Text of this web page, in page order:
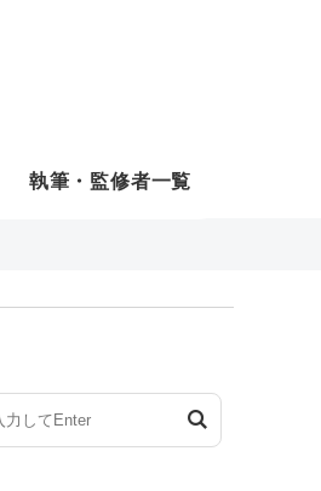
執筆・監修者一覧